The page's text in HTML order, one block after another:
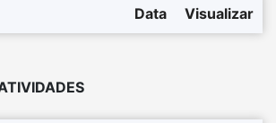
Data Visualizar